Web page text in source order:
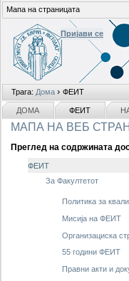
Лични
алати
Пријави се
Трага: Дома › ФЕИТ
Мапа на страницата
делови
ДОМА ФЕИТ
МАПА НА ВЕБ
Преглед на содржината
ФЕИТ
За Факултетот
Политика за
Мисија на ФЕИТ
Организациска
55 години ФЕИТ
Правни акти и